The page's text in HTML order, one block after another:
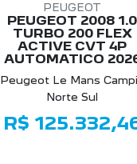
PEUGEOT
PEUGEOT 2008 1.0
TURBO 200 FLEX
ACTIVE CVT 4P
AUTOMATICO
Peugeot Le Mans
Norte Sul
R$